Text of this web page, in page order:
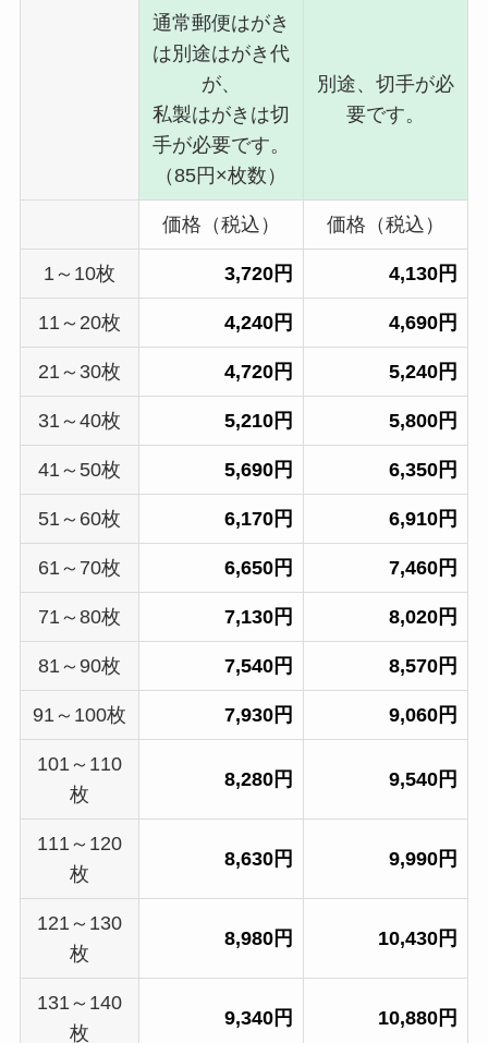
通常郵便はがき
は別途はがき代
が、
私製はがきは切
手が必要です。
（85円×枚数）
別途、切手が必
要です。
価格（税込） 価格（税込）
1～10枚 3,720円 4,130円
11～20枚 4,240円 4,690円
21～30枚 4,720円 5,240円
31～40枚 5,210円 5,800円
41～50枚 5,690円 6,350円
51～60枚 6,170円 6,910円
61～70枚 6,650円 7,460円
71～80枚 7,130円 8,020円
81～90枚 7,540円 8,570円
91～100枚 7,930円 9,060円
101～110
枚
8,280円 9,540円
111～120
枚
8,630円 9,990円
121～130
枚
8,980円 10,430円
131～140
枚
9,340円 10,880円